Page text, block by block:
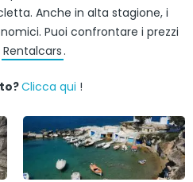
Anche in alta stagione, i
Puoi confrontare i prezzi
Rentalcars .
Clicca qui !